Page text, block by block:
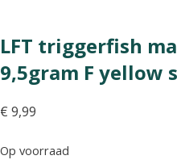
LFT triggerfish
9,5gram F yellow
€ 9,99
Op voorraad